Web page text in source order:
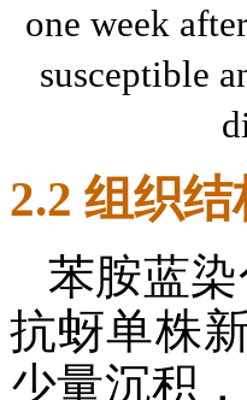
one week
susceptible
2.2 组织
苯胺蓝
抗蚜单株
少量沉积